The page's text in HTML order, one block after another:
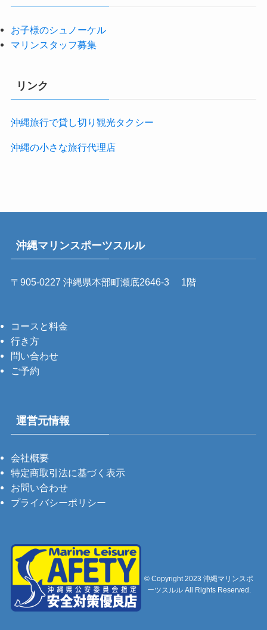
お子様のシュノーケル
マリンスタッフ募集
リンク
沖縄旅行で貸し切り観光タクシー
沖縄の小さな旅行代理店
沖縄マリンスポーツスルル
〒905-0227 沖縄県本部町瀬底2646-3 1階
コースと料金
行き方
問い合わせ
ご予約
運営元情報
会社概要
特定商取引法に基づく表示
お問い合わせ
プライバシーポリシー
© Copyright 2023 沖縄マリンスポ
ーツスルル All Rights Reserved.